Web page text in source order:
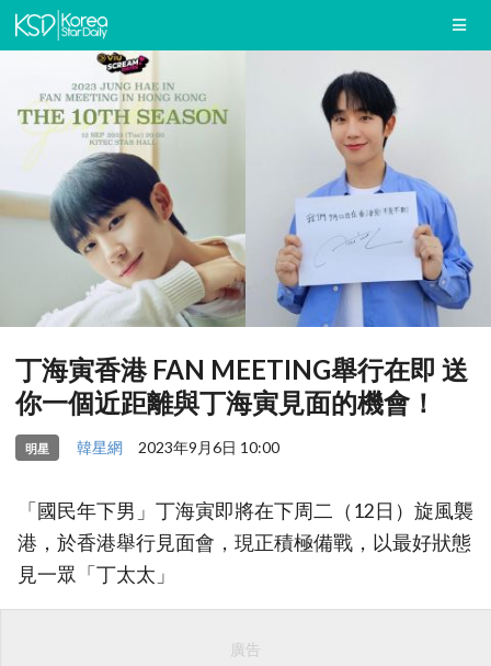
丁海寅香港 FAN MEETING舉行在即 送
你一個近距離與丁海寅見面的機會！
明星 韓星網 2023年9月6日 10:00
「國民年下男」丁海寅即將在下周二（12日）旋風襲
港，於香港舉行見面會，現正積極備戰，以最好狀態
見一眾「丁太太」
廣告